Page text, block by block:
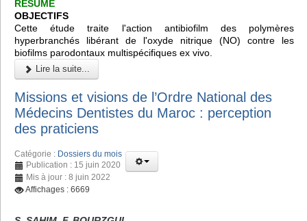
RÉSUMÉ
OBJECTIFS
Cette étude traite l'action antibiofilm des polymères
hyperbranchés libérant de l'oxyde nitrique (NO) contre les
biofilms parodontaux multispécifiques ex vivo.
Lire la suite...
Missions et visions de l’Ordre National des
Médecins Dentistes du Maroc : perception
des praticiens
Catégorie : Dossiers du mois
Publication : 15 juin 2020
Mis à jour : 8 juin 2022
Affichages : 6669